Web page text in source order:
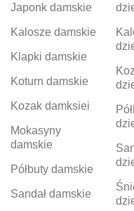
Japonk damskie
Kalosze damskie
Klapki damskie
Koturn damskie
Kozak damksiei
Mokasyny
damskie
Półbuty damskie
Sandał damskie